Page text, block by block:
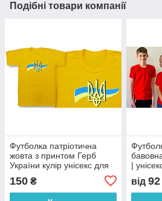
Подібні товари компанії
Футболка патріотична
жовта з принтом Герб
України кулір унісекс для
розмір 34–56 код 01.20.25
150 ₴
|
код
від 92